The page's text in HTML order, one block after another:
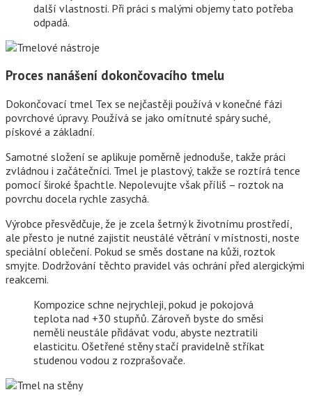
další vlastnosti. Při práci s malými objemy tato potřeba
odpadá.
Proces nanášení dokončovacího tmelu
Dokončovací tmel Tex se nejčastěji používá v konečné fázi
povrchové úpravy. Používá se jako omítnuté spáry suché,
pískové a základní.
Samotné složení se aplikuje poměrně jednoduše, takže práci
zvládnou i začátečníci. Tmel je plastový, takže se roztírá tence
pomocí široké špachtle. Nepolevujte však příliš – roztok na
povrchu docela rychle zasychá.
Výrobce přesvědčuje, že je zcela šetrný k životnímu prostředí,
ale přesto je nutné zajistit neustálé větrání v místnosti, noste
speciální oblečení. Pokud se směs dostane na kůži, roztok
smyjte. Dodržování těchto pravidel vás ochrání před alergickými
reakcemi.
Kompozice schne nejrychleji, pokud je pokojová
teplota nad +30 stupňů. Zároveň byste do směsi
neměli neustále přidávat vodu, abyste neztratili
elasticitu. Ošetřené stěny stačí pravidelně stříkat
studenou vodou z rozprašovače.